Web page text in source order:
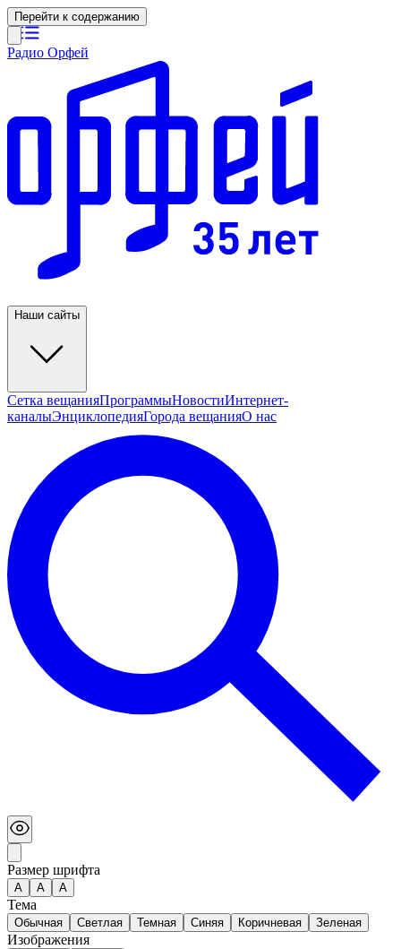
Перейти к содержанию
Радио Орфей
Наши сайты
Сетка вещанияПрограммыНовостиИнтернет-
каналыЭнциклопедияГорода вещанияО нас
Размер шрифта
А A A
Тема
Обычная Светлая Темная Синяя Коричневая Зеленая
Изображения